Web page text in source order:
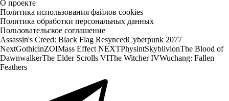
О проекте
Политика использования файлов cookies
Политика обработки персональных данных
Пользовательское соглашение
Assassin's Creed: Black Flag ResyncedCyberpunk 2077
NextGothicinZOIMass Effect NEXTPhysintSkyblivionThe Blood of
DawnwalkerThe Elder Scrolls VIThe Witcher IVWuchang: Fallen
Feathers